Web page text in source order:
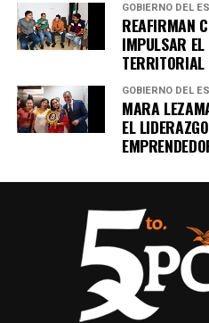
GOBIERNO DEL
REAFIRMAN
IMPULSAR EL
GOBIERNO DEL
MARA
EL